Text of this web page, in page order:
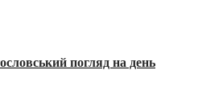
погляд на день